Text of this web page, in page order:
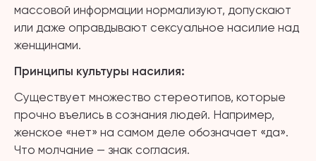
массовой информации нормализуют, допускают
или даже оправдывают сексуальное насилие над
женщинами.
Принципы культуры насилия:
Существует множество стереотипов, которые
прочно въелись в сознания людей. Например,
женское «нет» на самом деле обозначает «да».
Что молчание — знак согласия.